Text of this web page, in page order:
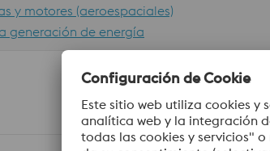
y motores (aeroespaciales)
generación de energía